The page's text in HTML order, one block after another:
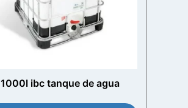
1000l ibc tanque de agua